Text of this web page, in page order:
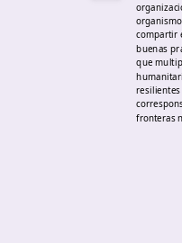
compartir
buenas
que
fronteras